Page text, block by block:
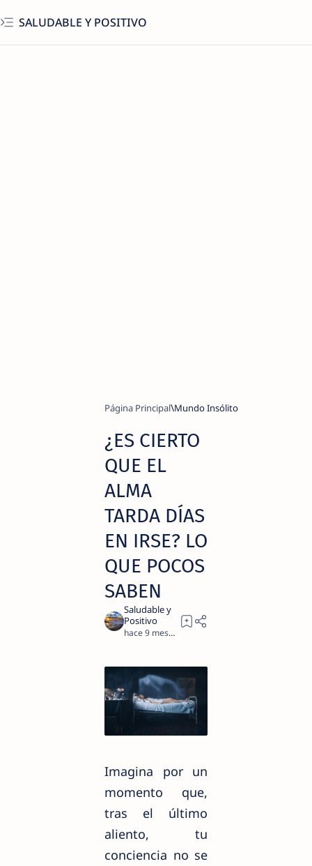
SALUDABLE Y POSITIVO
Página Principal Mundo Insólito
¿ES CIERTO
QUE EL
ALMA
TARDA DÍAS
EN IRSE? LO
QUE POCOS
SABEN
hace 9 meses
Imagina por un
momento que,
tras el último
aliento, tu
conciencia no se